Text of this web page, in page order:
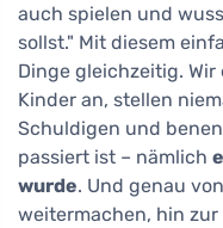
auch spielen und
sollst." Mit diesem
Dinge gleichzeitig.
Kinder an, stellen
Schuldigen und
passiert ist – nämlich
wurde. Und genau
weitermachen, hin